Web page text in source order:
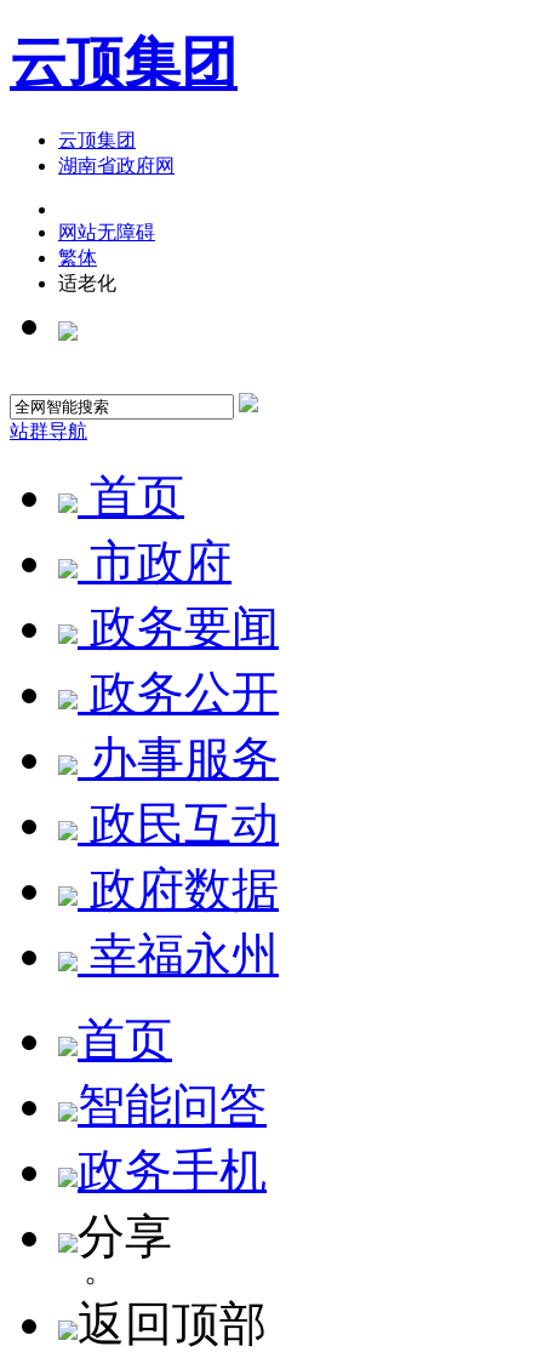
云顶集团
云顶集团
湖南省政府网
网站无障碍
繁体
适老化
站群导航
首页
市政府
政务要闻
政务公开
办事服务
政民互动
政府数据
幸福永州
首页
智能问答
政务手机
分享
返回顶部